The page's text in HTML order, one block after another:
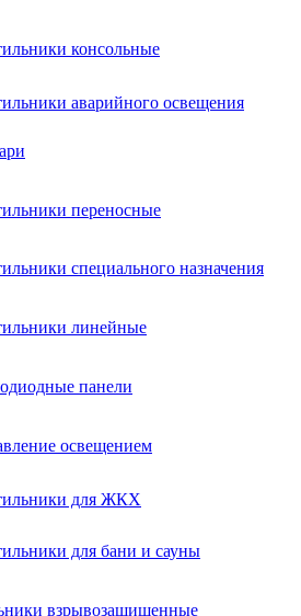
консольные
аварийного освещения
переносные
специального назначения
линейные
панели
освещением
для ЖКХ
для бани и сауны
взрывозащищенные